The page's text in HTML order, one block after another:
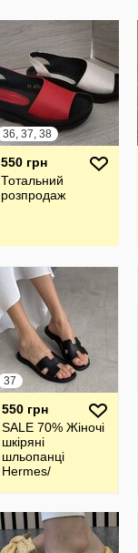
36, 37, 38
550 грн
Тотальний
розпродаж
37
550 грн
SALE 70% Жіночі
шкіряні
шльопанці
Hermes/